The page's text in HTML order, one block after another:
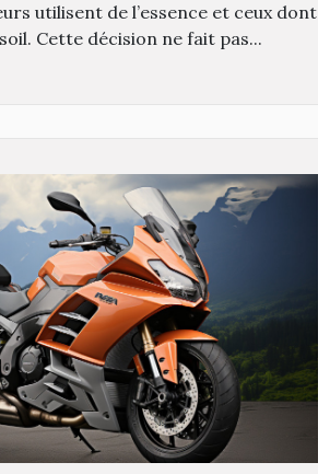
utilisent de l’essence et ceux dont
Cette décision ne fait pas...